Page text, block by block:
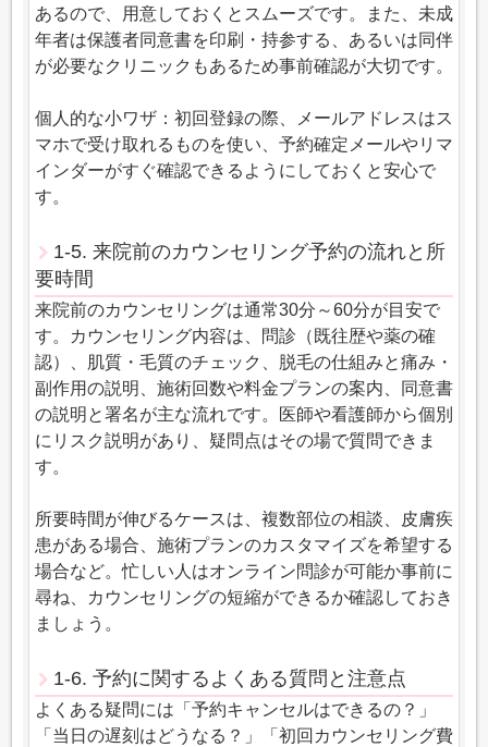
あるので、用意しておくとスムーズです。また、未成
年者は保護者同意書を印刷・持参する、あるいは同伴
が必要なクリニックもあるため事前確認が大切です。
個人的な小ワザ：初回登録の際、メールアドレスはス
マホで受け取れるものを使い、予約確定メールやリマ
インダーがすぐ確認できるようにしておくと安心で
す。
1-5. 来院前のカウンセリング予約の流れと所
要時間
来院前のカウンセリングは通常30分～60分が目安で
す。カウンセリング内容は、問診（既往歴や薬の確
認）、肌質・毛質のチェック、脱毛の仕組みと痛み・
副作用の説明、施術回数や料金プランの案内、同意書
の説明と署名が主な流れです。医師や看護師から個別
にリスク説明があり、疑問点はその場で質問できま
す。
所要時間が伸びるケースは、複数部位の相談、皮膚疾
患がある場合、施術プランのカスタマイズを希望する
場合など。忙しい人はオンライン問診が可能か事前に
尋ね、カウンセリングの短縮ができるか確認しておき
ましょう。
1-6. 予約に関するよくある質問と注意点
よくある疑問には「予約キャンセルはできるの？」
「当日の遅刻はどうなる？」「初回カウンセリング費